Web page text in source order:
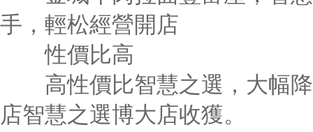
手，輕松經營開店
性價比高
高性價比智慧之選，大幅降
店智慧之選博大店收獲。